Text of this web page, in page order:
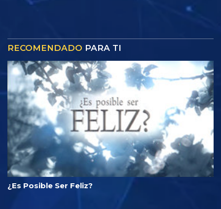
RECOMENDADO PARA TI
¿Es Posible Ser Feliz?